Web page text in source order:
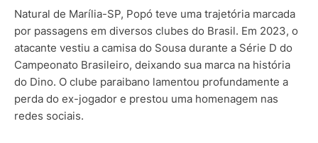
Natural de Marília-SP, Popó teve uma trajetória marcada
por passagens em diversos clubes do Brasil. Em 2023, o
atacante vestiu a camisa do Sousa durante a Série D do
Campeonato Brasileiro, deixando sua marca na história
do Dino. O clube paraibano lamentou profundamente a
perda do ex-jogador e prestou uma homenagem nas
redes sociais.